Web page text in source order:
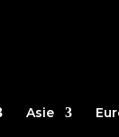
Asie